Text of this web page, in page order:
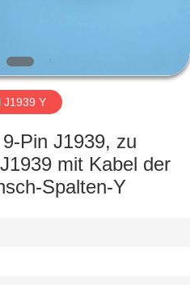
J1939 Y
Pin J1939, zu
mit Kabel der
Spalten-Y